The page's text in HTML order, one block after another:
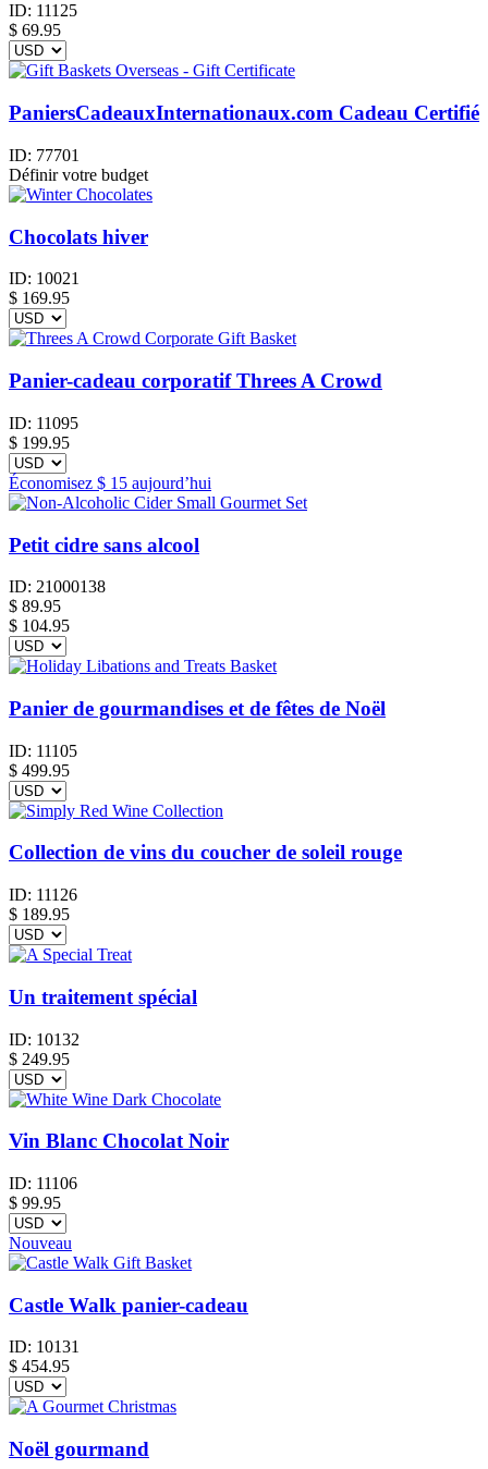
ID: 11125
$ 69.95
PaniersCadeauxInternationaux.com Cadeau Certifié
ID: 77701
Définir votre budget
Chocolats hiver
ID: 10021
$ 169.95
Panier-cadeau corporatif Threes A Crowd
ID: 11095
$ 199.95
Économisez $ 15 aujourd’hui
Petit cidre sans alcool
ID: 21000138
$ 89.95
$ 104.95
Panier de gourmandises et de fêtes de Noël
ID: 11105
$ 499.95
Collection de vins du coucher de soleil rouge
ID: 11126
$ 189.95
Un traitement spécial
ID: 10132
$ 249.95
Vin Blanc Chocolat Noir
ID: 11106
$ 99.95
Nouveau
Castle Walk panier-cadeau
ID: 10131
$ 454.95
Noël gourmand